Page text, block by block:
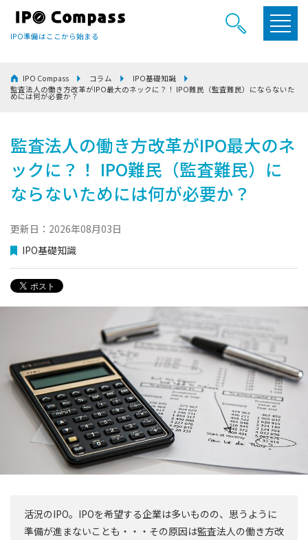
IPO準備はここから始まる
IPO Compass コラム
IPO基礎知識
監査法人の働き方改革がIPO最大のネックに？！ IPO難民（監査難民）にならないた
めには何が必要か？
監査法人の働き方改革がIPO最大のネ
ックに？！ IPO難民（監査難民）に
ならないためには何が必要か？
更新日：2026年08月03日
IPO基礎知識
活況のIPO。IPOを希望する企業は多いものの、思うように
準備が進まないことも・・・その原因は監査法人の働き方改